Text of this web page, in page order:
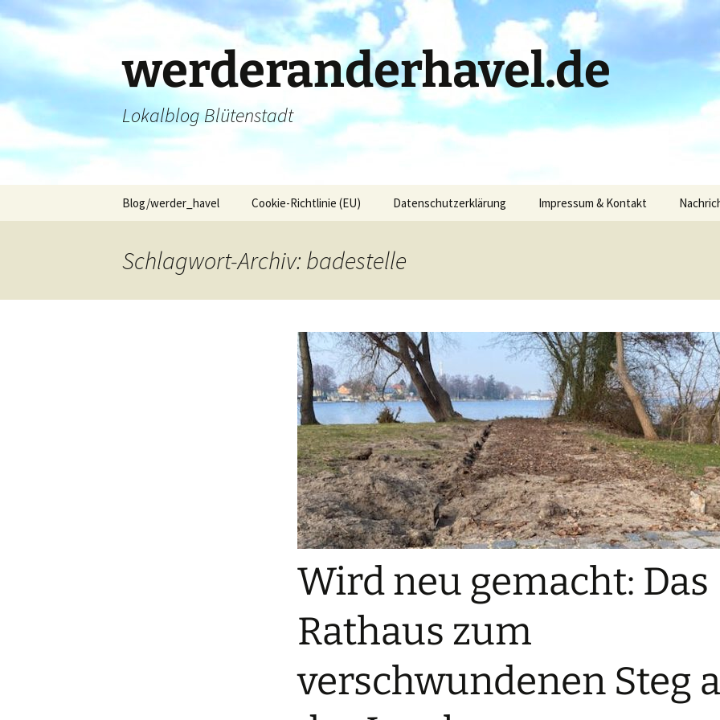
Zum
Inhalt
springen
werderanderhavel.de
Lokalblog Blütenstadt
Blog/werder_havel Cookie-Richtlinie (EU) Datenschutzerklärung Impressum & Kontakt
Schlagwort-Archiv: badestelle
Wird neu gemacht: Das
Rathaus zum
verschwundenen Steg